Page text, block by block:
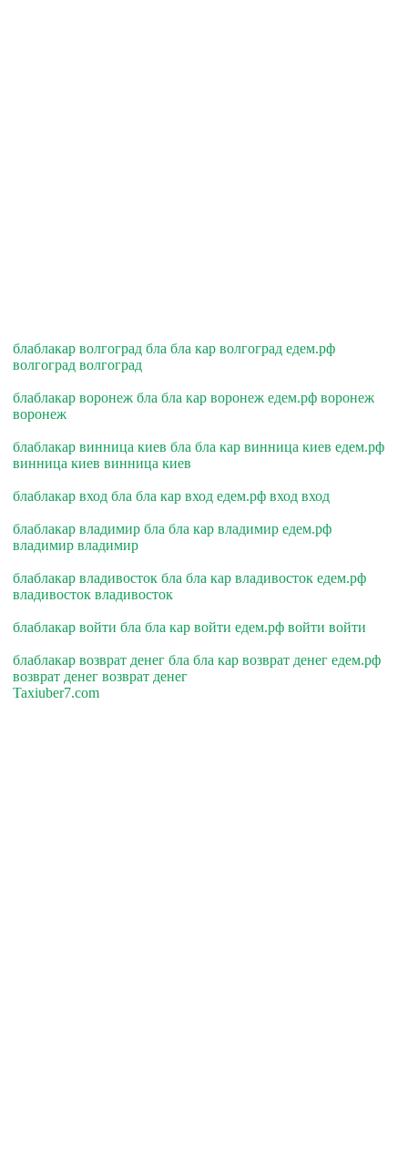
блаблакар волгоград бла бла кар волгоград едем.рф
волгоград волгоград
блаблакар воронеж бла бла кар воронеж едем.рф воронеж
воронеж
блаблакар винница киев бла бла кар винница киев едем.рф
винница киев винница киев
блаблакар вход бла бла кар вход едем.рф вход вход
блаблакар владимир бла бла кар владимир едем.рф
владимир владимир
блаблакар владивосток бла бла кар владивосток едем.рф
владивосток владивосток
блаблакар войти бла бла кар войти едем.рф войти войти
блаблакар возврат денег бла бла кар возврат денег едем.рф
возврат денег возврат денег
Taxiuber7.com